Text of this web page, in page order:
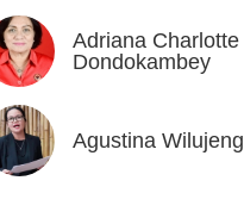
Adriana Charlotte
Dondokambey
Agustina Wilujeng